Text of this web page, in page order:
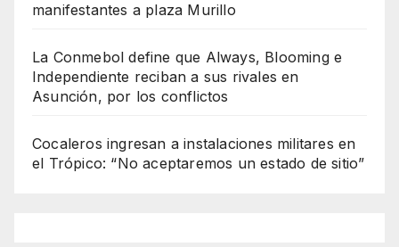
manifestantes a plaza Murillo
La Conmebol define que Always, Blooming e
Independiente reciban a sus rivales en
Asunción, por los conflictos
Cocaleros ingresan a instalaciones militares en
el Trópico: “No aceptaremos un estado de sitio”